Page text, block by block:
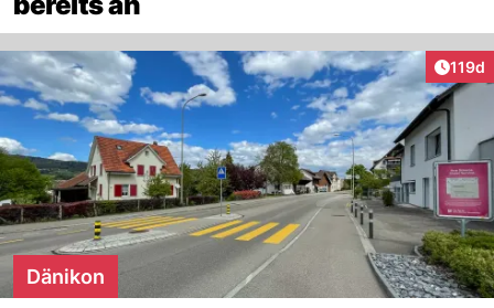
119d
Dänikon